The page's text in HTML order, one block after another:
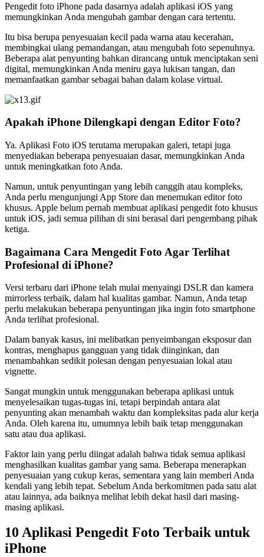
Pengedit foto iPhone pada dasarnya adalah aplikasi iOS yang
memungkinkan Anda mengubah gambar dengan cara tertentu.
Itu bisa berupa penyesuaian kecil pada warna atau kecerahan,
membingkai ulang pemandangan, atau mengubah foto sepenuhnya.
Beberapa alat penyunting bahkan dirancang untuk menciptakan seni
digital, memungkinkan Anda meniru gaya lukisan tangan, dan
memanfaatkan gambar sebagai bahan dalam kolase virtual.
Apakah iPhone Dilengkapi dengan Editor Foto?
Ya. Aplikasi Foto iOS terutama merupakan galeri, tetapi juga
menyediakan beberapa penyesuaian dasar, memungkinkan Anda
untuk meningkatkan foto Anda.
Namun, untuk penyuntingan yang lebih canggih atau kompleks,
Anda perlu mengunjungi App Store dan menemukan editor foto
khusus. Apple belum pernah membuat aplikasi pengedit foto khusus
untuk iOS, jadi semua pilihan di sini berasal dari pengembang pihak
ketiga.
Bagaimana Cara Mengedit Foto Agar Terlihat
Profesional di iPhone?
Versi terbaru dari iPhone telah mulai menyaingi DSLR dan kamera
mirrorless terbaik, dalam hal kualitas gambar. Namun, Anda tetap
perlu melakukan beberapa penyuntingan jika ingin foto smartphone
Anda terlihat profesional.
Dalam banyak kasus, ini melibatkan penyeimbangan eksposur dan
kontras, menghapus gangguan yang tidak diinginkan, dan
menambahkan sedikit polesan dengan penyesuaian lokal atau
vignette.
Sangat mungkin untuk menggunakan beberapa aplikasi untuk
menyelesaikan tugas-tugas ini, tetapi berpindah antara alat
penyunting akan menambah waktu dan kompleksitas pada alur kerja
Anda. Oleh karena itu, umumnya lebih baik tetap menggunakan
satu atau dua aplikasi.
Faktor lain yang perlu diingat adalah bahwa tidak semua aplikasi
menghasilkan kualitas gambar yang sama. Beberapa menerapkan
penyesuaian yang cukup keras, sementara yang lain memberi Anda
kendali yang lebih tepat. Sebelum Anda berkomitmen pada satu alat
atau lainnya, ada baiknya melihat lebih dekat hasil dari masing-
masing aplikasi.
10 Aplikasi Pengedit Foto Terbaik untuk
iPhone